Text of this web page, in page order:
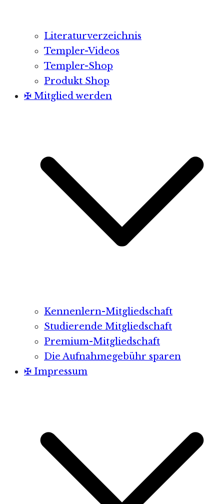
Literaturverzeichnis
Templer-Videos
Templer-Shop
Produkt Shop
✠ Mitglied werden
Kennenlern-Mitgliedschaft
Studierende Mitgliedschaft
Premium-Mitgliedschaft
Die Aufnahmegebühr sparen
✠ Impressum